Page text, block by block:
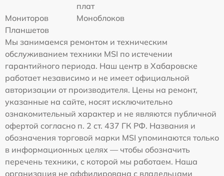
плат
Мониторов
Моноблоков
Планшетов
Мы занимаемся ремонтом и техническим
обслуживанием техники MSI по истечении
гарантийного периода. Наш центр в Хабаровске
работает независимо и не имеет официальной
авторизации от производителя. Цены на ремонт,
указанные на сайте, носят исключительно
ознакомительный характер и не являются публичной
офертой согласно п. 2 ст. 437 ГК РФ. Названия и
обозначения торговой марки MSI упоминаются только
в информационных целях — чтобы обозначить
перечень техники, с которой мы работаем. Наша
организация не аффилирована с владельцами